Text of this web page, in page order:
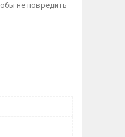
не повредить